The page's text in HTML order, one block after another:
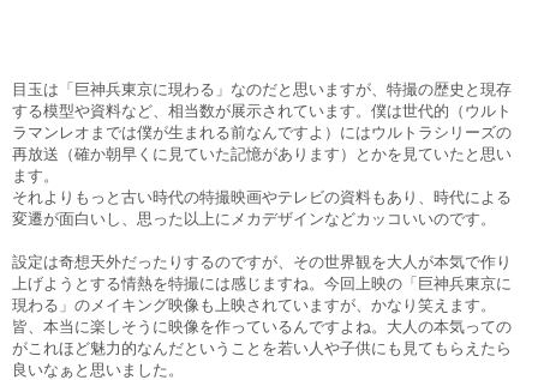
目玉は「巨神兵東京に現わる」なのだと思いますが、特撮の歴史と現存
する模型や資料など、相当数が展示されています。僕は世代的（ウルト
ラマンレオまでは僕が生まれる前なんですよ）にはウルトラシリーズの
再放送（確か朝早くに見ていた記憶があります）とかを見ていたと思い
ます。
それよりもっと古い時代の特撮映画やテレビの資料もあり、時代による
変遷が面白いし、思った以上にメカデザインなどカッコいいのです。
設定は奇想天外だったりするのですが、その世界観を大人が本気で作り
上げようとする情熱を特撮には感じますね。今回上映の「巨神兵東京に
現わる」のメイキング映像も上映されていますが、かなり笑えます。
皆、本当に楽しそうに映像を作っているんですよね。大人の本気っての
がこれほど魅力的なんだということを若い人や子供にも見てもらえたら
良いなぁと思いました。